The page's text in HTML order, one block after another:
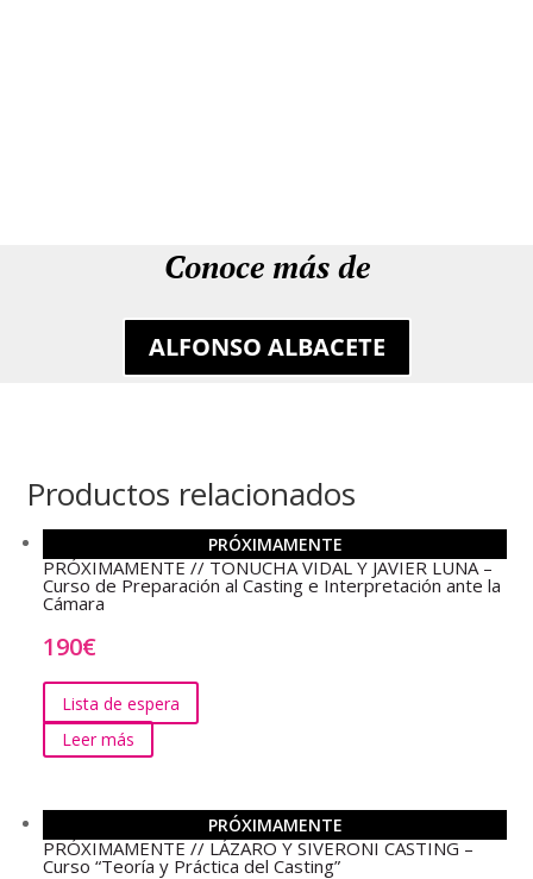
Conoce más de
ALFONSO ALBACETE
Productos relacionados
PRÓXIMAMENTE
PRÓXIMAMENTE // TONUCHA VIDAL Y JAVIER LUNA –
Curso de Preparación al Casting e Interpretación ante la
Cámara
190€
Lista de espera
Leer más
PRÓXIMAMENTE
PRÓXIMAMENTE // LÁZARO Y SIVERONI CASTING –
Curso “Teoría y Práctica del Casting”